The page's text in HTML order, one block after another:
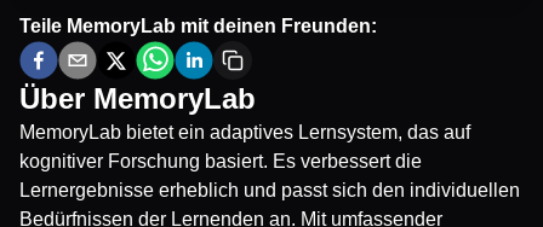
Teile MemoryLab mit deinen Freunden:
Über MemoryLab
MemoryLab bietet ein adaptives Lernsystem, das auf
kognitiver Forschung basiert. Es verbessert die
Lernergebnisse erheblich und passt sich den individuellen
Bedürfnissen der Lernenden an. Mit umfassender